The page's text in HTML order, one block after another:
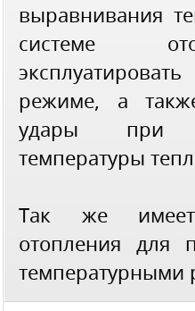
выравнивания
системе
режиме, а
удары при
температуры
Так же имеет
отопления для